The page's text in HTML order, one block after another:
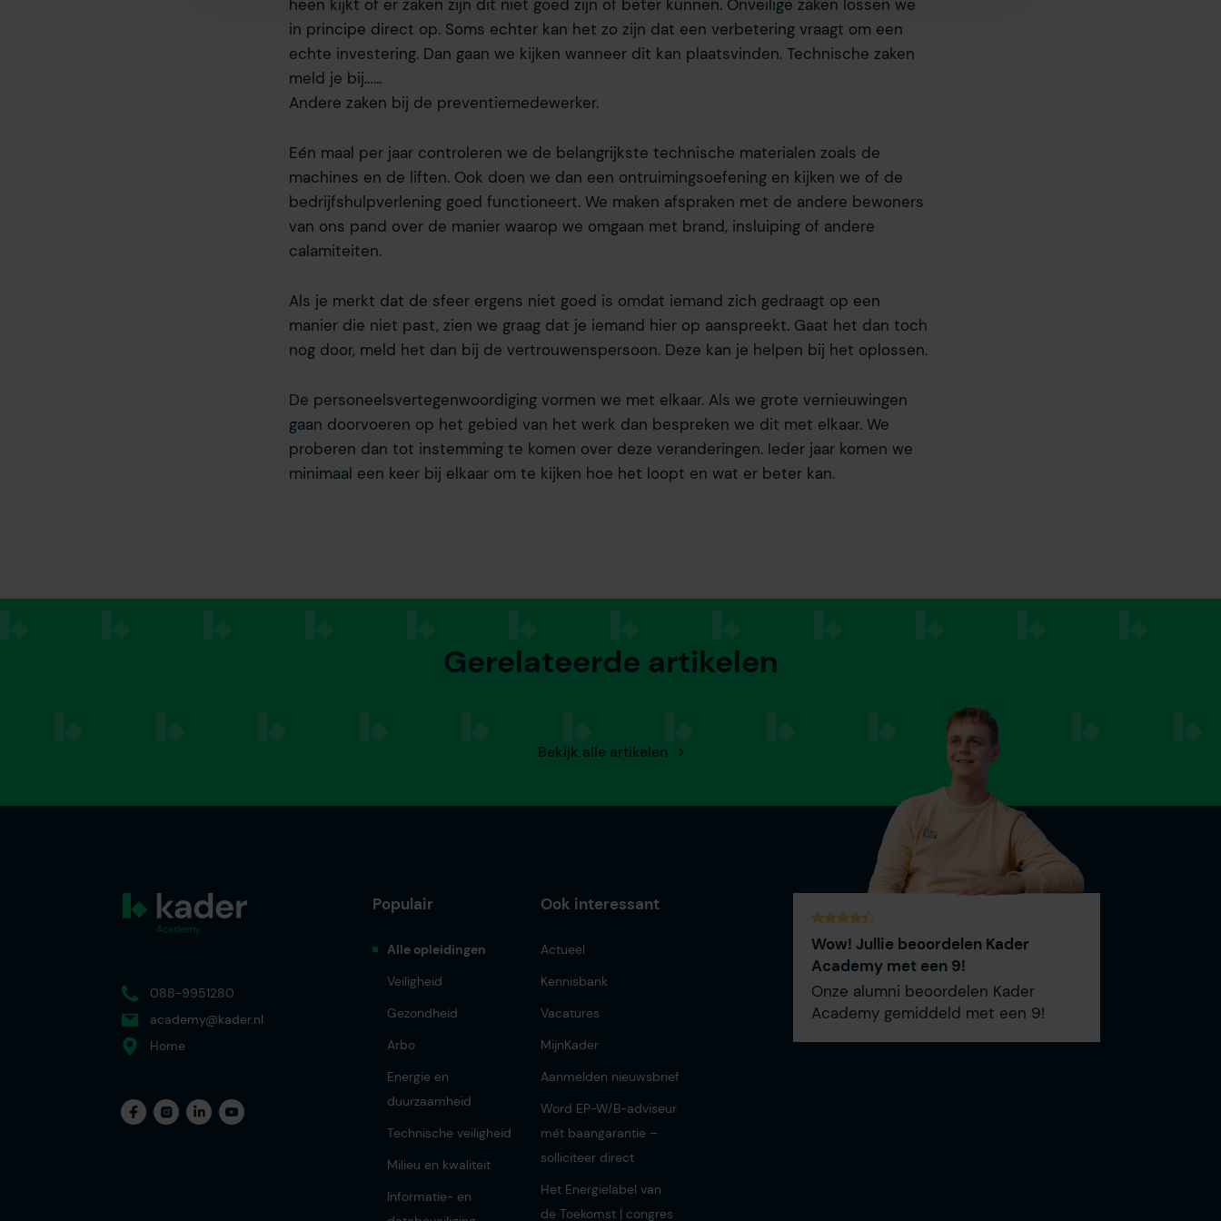
internetgedrag binnen en buiten onze website volgen en verzamelen. Hiermee passen wij en derden onze website,
advertenties en communicatie aan jouw interesses aan. Door op ‘accepteren’ te klikken ga je hiermee akkoord. Je kunt je
voorkeuren altijd weer aanpassen. Lees er meer over in ons cookiebeleid.
heen kijkt of er zaken zijn dit niet goed zijn of beter kunnen. Onveilige zaken lossen we
in principe direct op. Soms echter kan het zo zijn dat een verbetering vraagt om een
echte investering. Dan gaan we kijken wanneer dit kan plaatsvinden. Technische zaken
meld je bij……
Andere zaken bij de preventiemedewerker.
Eén maal per jaar controleren we de belangrijkste technische materialen zoals de
machines en de liften. Ook doen we dan een ontruimingsoefening en kijken we of de
bedrijfshulpverlening goed functioneert. We maken afspraken met de andere bewoners
van ons pand over de manier waarop we omgaan met brand, insluiping of andere
calamiteiten.
Als je merkt dat de sfeer ergens niet goed is omdat iemand zich gedraagt op een
manier die niet past, zien we graag dat je iemand hier op aanspreekt. Gaat het dan toch
nog door, meld het dan bij de vertrouwenspersoon. Deze kan je helpen bij het oplossen.
De personeelsvertegenwoordiging vormen we met elkaar. Als we grote vernieuwingen
gaan doorvoeren op het gebied van het werk dan bespreken we dit met elkaar. We
proberen dan tot instemming te komen over deze veranderingen. Ieder jaar komen we
minimaal een keer bij elkaar om te kijken hoe het loopt en wat er beter kan.
Gerelateerde artikelen
Bekijk alle artikelen
088-9951280
academy@kader.nl
Home
Populair
Alle opleidingen
Veiligheid
Gezondheid
Arbo
Energie en
duurzaamheid
Technische veiligheid
Milieu en kwaliteit
Informatie- en
Ook interessant
Actueel
Kennisbank
Vacatures
MijnKader
Aanmelden nieuwsbrief
Word EP-W/B-adviseur
mét baangarantie –
solliciteer direct
Het Energielabel van
de Toekomst | congres
Wow! Jullie beoordelen Kader
Academy met een 9!
Onze alumni beoordelen Kader
Academy gemiddeld met een 9!